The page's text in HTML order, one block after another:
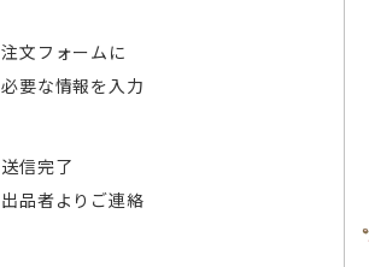
注文フォームに
必要な情報を入力
送信完了
出品者よりご連絡